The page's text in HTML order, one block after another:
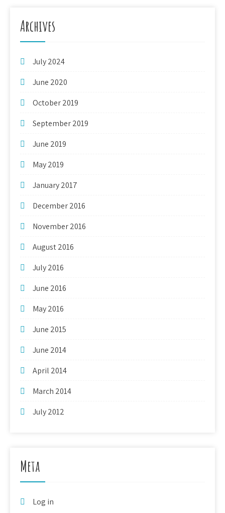
Archives
July 2024
June 2020
October 2019
September 2019
June 2019
May 2019
January 2017
December 2016
November 2016
August 2016
July 2016
June 2016
May 2016
June 2015
June 2014
April 2014
March 2014
July 2012
Meta
Log in